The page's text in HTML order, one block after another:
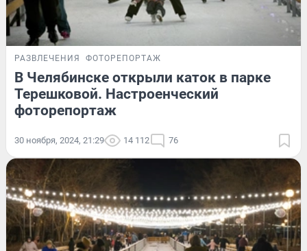
РАЗВЛЕЧЕНИЯ ФОТОРЕПОРТАЖ
В Челябинске открыли каток в парке
Терешковой. Настроенческий
фоторепортаж
30 ноября, 2024, 21:29 14 112 76